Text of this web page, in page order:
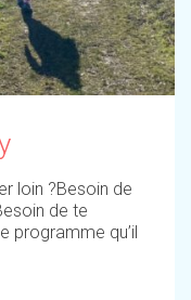
loin ?Besoin de
de te
programme qu’il